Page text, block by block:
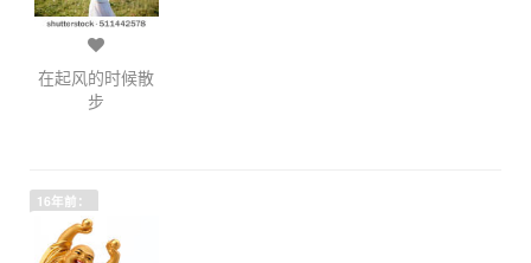
在起风的时候散
步
16年前：